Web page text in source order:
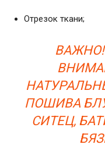
Отрезок ткани;
ВАЖНО!
ПОШИВА
СИТЕЦ,